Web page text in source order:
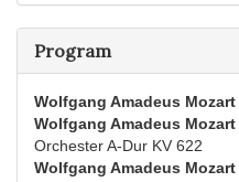
Program
Wolfgang Amadeus Mozart
Wolfgang Amadeus Mozart
Orchester A-Dur KV 622
Wolfgang Amadeus Mozart